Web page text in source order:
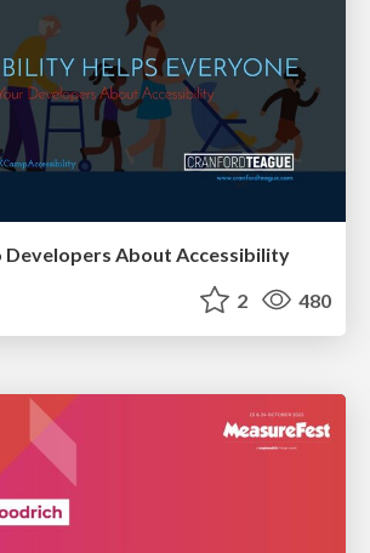
Developers About Accessibility
2 480